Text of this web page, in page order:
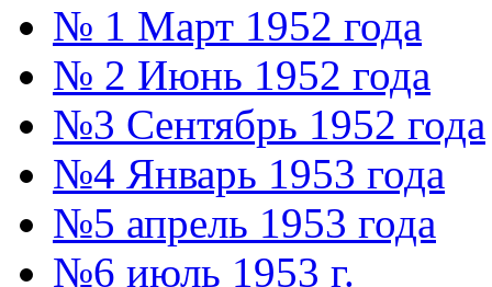
№ 1 Март 1952 года
№ 2 Июнь 1952 года
№3 Сентябрь 1952 года
№4 Январь 1953 года
№5 апрель 1953 года
№6 июль 1953 г.